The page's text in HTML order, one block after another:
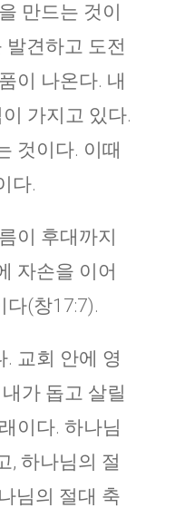
만드는 것이
발견하고 도전
이 나온다. 내
가지고 있다.
것이다. 이때
다.
이 후대까지
자손을 이어
다(창17:7).
교회 안에 영
가 돕고 살릴
이다. 하나님
, 하나님의 절
님의 절대 축